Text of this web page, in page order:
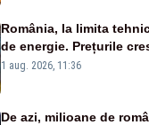
România, la limita
de energie. Prețurile
Analiză Realitatea Plus
1 aug. 2026, 11:36
De azi, milioane de